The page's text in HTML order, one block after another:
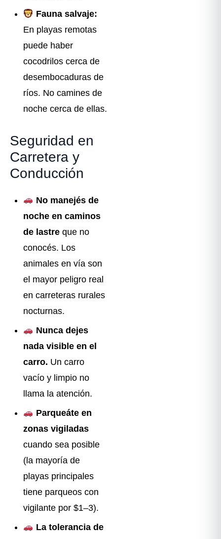
Fauna salvaje:
En playas remotas
puede haber
cocodrilos cerca de
desembocaduras de
ríos. No camines de
noche cerca de ellas.
Seguridad en
Carretera y
Conducción
No manejés de
noche en caminos
de lastre que no
conocés. Los
animales en vía son
el mayor peligro real
en carreteras rurales
nocturnas.
Nunca dejes
nada visible en el
carro. Un carro
vacío y limpio no
llama la atención.
Parqueáte en
zonas vigiladas
cuando sea posible
(la mayoría de
playas principales
tiene parqueos con
vigilante por $1–3).
La tolerancia de